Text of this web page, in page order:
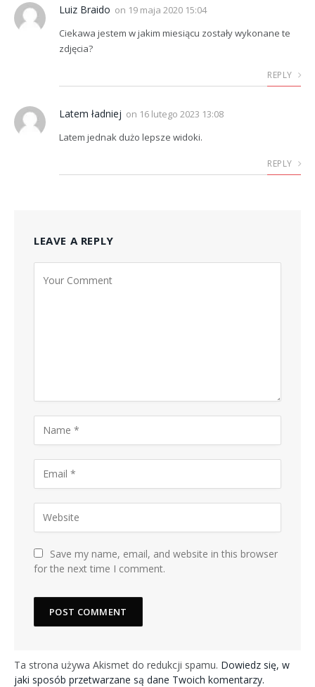
Luiz Braido on 19 maja 2020 15:04
Ciekawa jestem w jakim miesiącu zostały wykonane te
zdjęcia?
REPLY
Latem ładniej on 16 lutego 2023 13:08
Latem jednak dużo lepsze widoki.
REPLY
LEAVE A REPLY
Save my name, email, and website in this browser
for the next time I comment.
Ta strona używa Akismet do redukcji spamu. Dowiedz się, w
jaki sposób przetwarzane są dane Twoich komentarzy.